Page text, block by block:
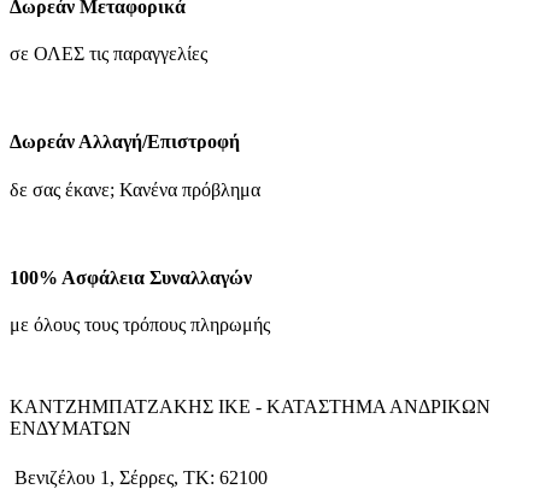
στη
του
Δωρεάν Μεταφορικά
σε ΟΛΕΣ τις παραγγελίες
Δωρεάν Αλλαγή/Επιστροφή
δε σας έκανε; Κανένα πρόβλημα
100% Ασφάλεια Συναλλαγών
με όλους τους τρόπους πληρωμής
ΚΑΝΤΖΗΜΠΑΤΖΑΚΗΣ ΙΚΕ - ΚΑΤΑΣΤΗΜΑ ΑΝΔΡΙΚΩΝ
ΕΝΔΥΜΑΤΩΝ
Βενιζέλου 1, Σέρρες, ΤΚ: 62100